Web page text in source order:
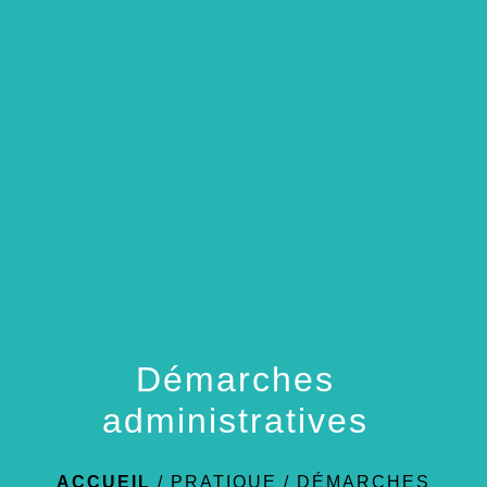
Démarches
administratives
ACCUEIL / PRATIQUE / DÉMARCHES